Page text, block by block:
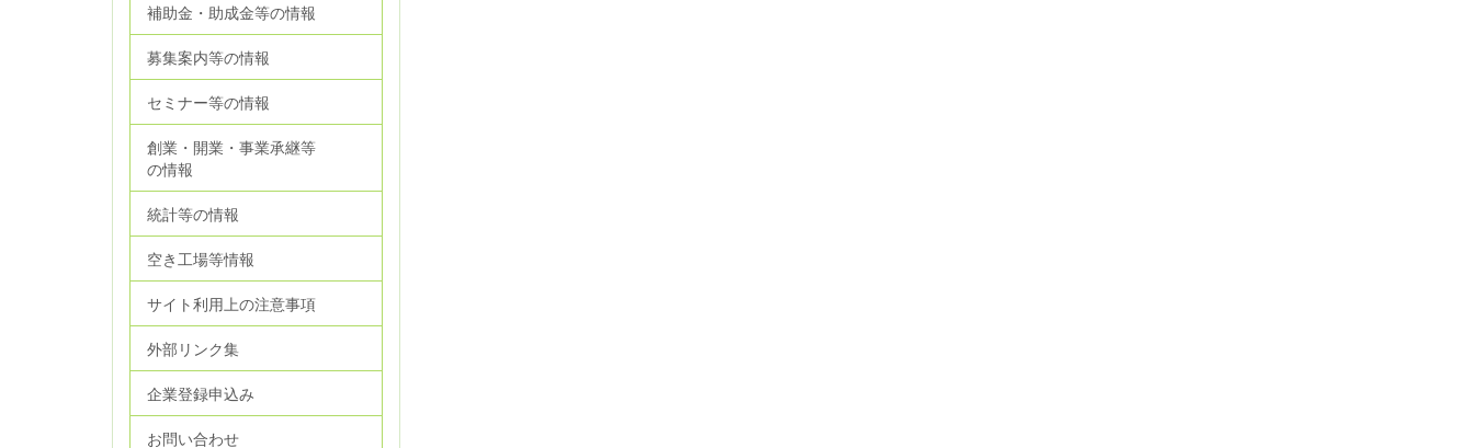
補助金・助成金等の情報
募集案内等の情報
セミナー等の情報
創業・開業・事業承継等
の情報
統計等の情報
空き工場等情報
サイト利用上の注意事項
外部リンク集
企業登録申込み
お問い合わせ